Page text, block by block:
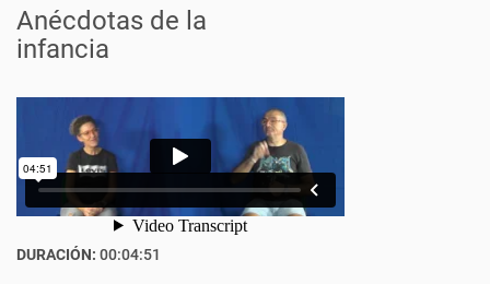
Anécdotas de la
infancia
DURACIÓN: 00:04:51